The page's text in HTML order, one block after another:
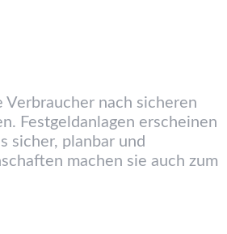
nach sicheren
Festgeldanlagen erscheinen
sicher, planbar und
machen sie auch zum